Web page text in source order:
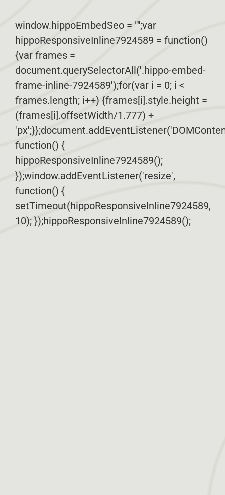
window.hippoEmbedSeo = "";var
hippoResponsiveInline7924589 = function()
{var frames =
document.querySelectorAll('.hippo-embed-
frame-inline-7924589');for(var i = 0; i <
frames.length; i++) {frames[i].style.height =
(frames[i].offsetWidth/1.777) +
function() {
hippoResponsiveInline7924589();
});window.addEventListener('resize',
function() {
setTimeout(hippoResponsiveInline7924589,
10); });hippoResponsiveInline7924589();